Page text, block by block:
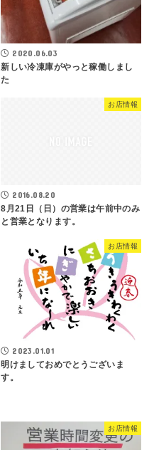
2020.06.03
新しい冷凍庫がやっと稼働しまし
た
お店情報
2016.08.20
8月21日（日）の営業は午前中のみ
と営業となります。
お店情報
2023.01.01
明けましておめでとうございま
す。
お店情報